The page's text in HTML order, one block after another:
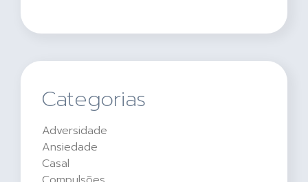
Categorias
Adversidade
Ansiedade
Casal